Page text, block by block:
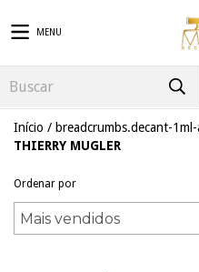
MENU
Início / breadcrumbs.decant-
THIERRY MUGLER
Ordenar por